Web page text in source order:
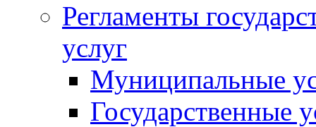
Регламенты
услуг
Муниципальные
Государственные